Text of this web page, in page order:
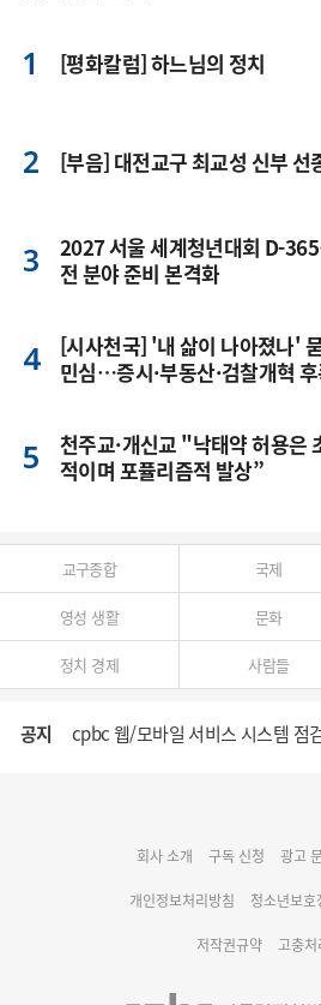
[평화칼럼] 하느님의 정치
[부음] 대전교구 최교성 신부 선
2027 서울 세계청년대회 D-
전 분야 준비 본격화
[시사천국] '내 삶이 나아졌나'
민심…증시·부동산·검찰개혁
천주교·개신교 "낙태약 허용은
적이며 포퓰리즘적 발상”
교구종합 국제
영성 생활 문화
정치 경제 사람들
공지 cpbc 웹/모바일 서비스 시스템 점
명동 미디어큐브 & 1898 미디어월
회사 소개 구독 신청 광고
개인정보처리방침 청소년보호
저작권규약 고충처